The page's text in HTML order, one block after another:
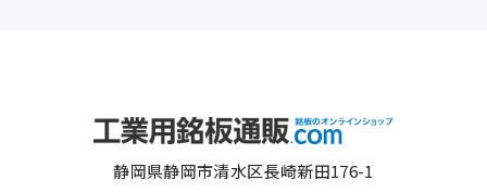
静岡県静岡市清水区長崎新田176-1